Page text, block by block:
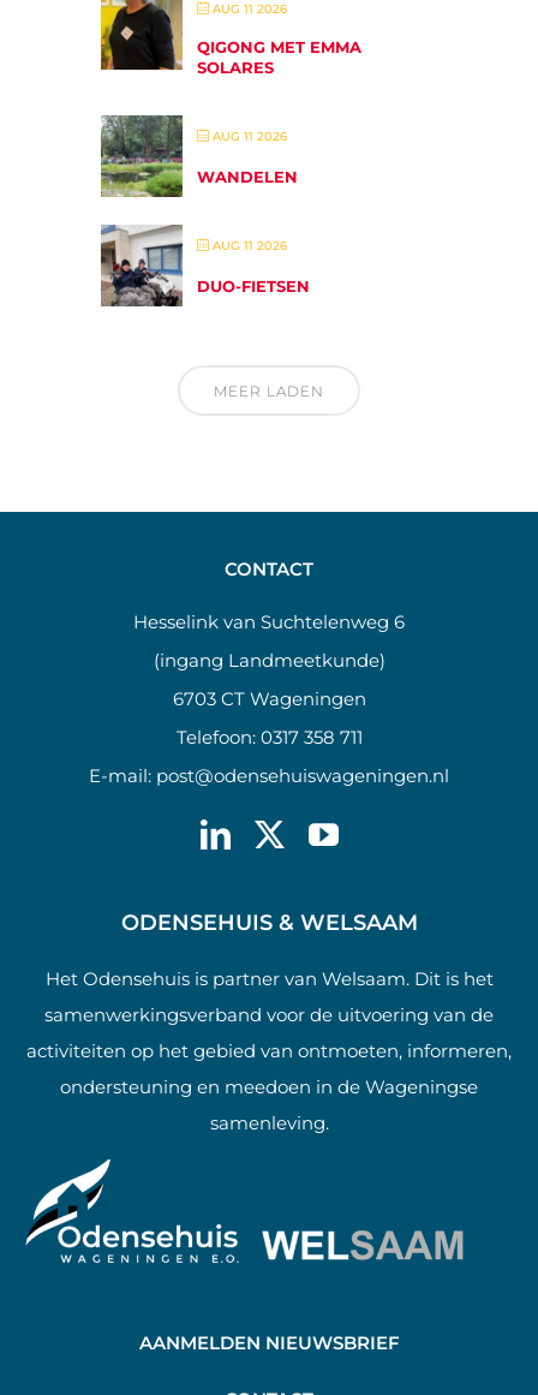
AUG 11 2026
QIGONG MET EMMA
SOLARES
AUG 11 2026
WANDELEN
AUG 11 2026
DUO-FIETSEN
MEER LADEN
CONTACT
Hesselink van Suchtelenweg 6
(ingang Landmeetkunde)
6703 CT Wageningen
Telefoon: 0317 358 711
E-mail: post@odensehuiswageningen.nl
ODENSEHUIS & WELSAAM
Het Odensehuis is partner van Welsaam. Dit is het
samenwerkingsverband voor de uitvoering van de
activiteiten op het gebied van ontmoeten, informeren,
ondersteuning en meedoen in de Wageningse
samenleving.
AANMELDEN NIEUWSBRIEF